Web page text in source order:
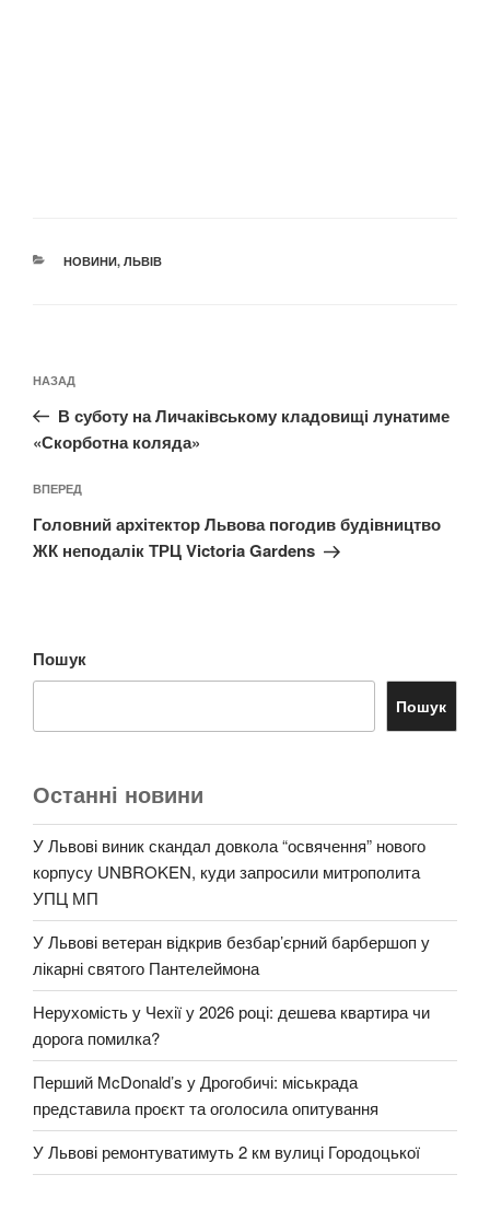
КАТЕГОРІЇ
НОВИНИ, ЛЬВІВ
записів
Попередній
запис:
НАЗАД
В суботу на Личаківському кладовищі лунатиме
«Скорботна коляда»
Наступний
запис
ВПЕРЕД
Головний архітектор Львова погодив будівництво
ЖК неподалік ТРЦ Victoria Gardens
Пошук
Пошук
Останні новини
У Львові виник скандал довкола “освячення” нового
корпусу UNBROKEN, куди запросили митрополита
УПЦ МП
У Львові ветеран відкрив безбар’єрний барбершоп у
лікарні святого Пантелеймона
Нерухомість у Чехії у 2026 році: дешева квартира чи
дорога помилка?
Перший McDonald’s у Дрогобичі: міськрада
представила проєкт та оголосила опитування
У Львові ремонтуватимуть 2 км вулиці Городоцької